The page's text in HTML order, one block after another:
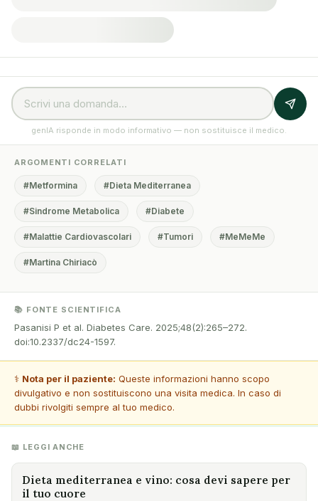
genIA risponde in modo informativo — non sostituisce il medico.
ARGOMENTI CORRELATI
#Metformina #Dieta Mediterranea
#Sindrome Metabolica #Diabete
#Malattie Cardiovascolari #Tumori #MeMeMe
#Martina Chiriacò
📚 FONTE SCIENTIFICA
Pasanisi P et al. Diabetes Care. 2025;48(2):265–272.
doi:10.2337/dc24-1597.
⚕️ Nota per il paziente: Queste informazioni hanno scopo
divulgativo e non sostituiscono una visita medica. In caso di
dubbi rivolgiti sempre al tuo medico.
📖 LEGGI ANCHE
Dieta mediterranea e vino: cosa devi sapere per
il tuo cuore